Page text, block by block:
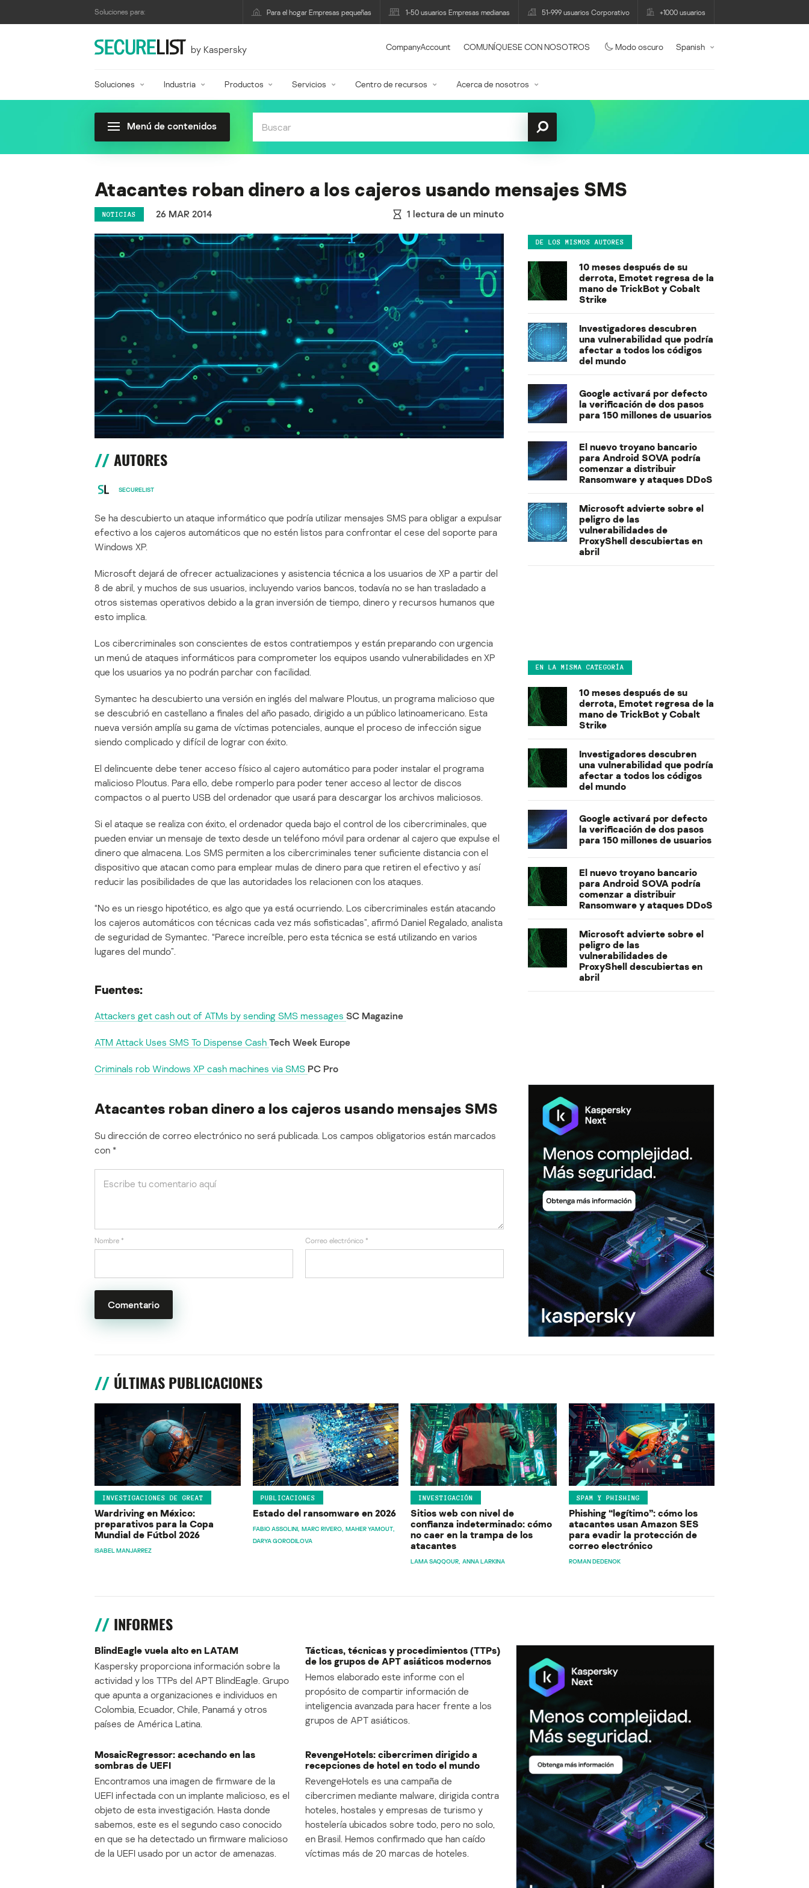
Soluciones para: Para el hogar Empresas pequeñas 1-50 usuarios Empresas medianas 51-999 usuarios Corporativo +1000 usuarios
by Kaspersky CompanyAccount COMUNÍQUESE CON NOSOTROS Modo oscuro Spanish
Soluciones Industria Productos Servicios Centro de recursos Acerca de nosotros
Menú de contenidos
Atacantes roban dinero a los cajeros usando mensajes SMS
NOTICIAS 26 MAR 2014 1 lectura de un minuto
AUTORES
SECURELIST
Se ha descubierto un ataque informático que podría utilizar mensajes SMS para obligar a expulsar
efectivo a los cajeros automáticos que no estén listos para confrontar el cese del soporte para
Windows XP.
Microsoft dejará de ofrecer actualizaciones y asistencia técnica a los usuarios de XP a partir del
8 de abril, y muchos de sus usuarios, incluyendo varios bancos, todavía no se han trasladado a
otros sistemas operativos debido a la gran inversión de tiempo, dinero y recursos humanos que
esto implica.
Los cibercriminales son conscientes de estos contratiempos y están preparando con urgencia
un menú de ataques informáticos para comprometer los equipos usando vulnerabilidades en XP
que los usuarios ya no podrán parchar con facilidad.
Symantec ha descubierto una versión en inglés del malware Ploutus, un programa malicioso que
se descubrió en castellano a finales del año pasado, dirigido a un público latinoamericano. Esta
nueva versión amplía su gama de víctimas potenciales, aunque el proceso de infección sigue
siendo complicado y difícil de lograr con éxito.
El delincuente debe tener acceso físico al cajero automático para poder instalar el programa
malicioso Ploutus. Para ello, debe romperlo para poder tener acceso al lector de discos
compactos o al puerto USB del ordenador que usará para descargar los archivos maliciosos.
Si el ataque se realiza con éxito, el ordenador queda bajo el control de los cibercriminales, que
pueden enviar un mensaje de texto desde un teléfono móvil para ordenar al cajero que expulse el
dinero que almacena. Los SMS permiten a los cibercriminales tener suficiente distancia con el
dispositivo que atacan como para emplear mulas de dinero para que retiren el efectivo y así
reducir las posibilidades de que las autoridades los relacionen con los ataques.
“No es un riesgo hipotético, es algo que ya está ocurriendo. Los cibercriminales están atacando
los cajeros automáticos con técnicas cada vez más sofisticadas”, afirmó Daniel Regalado, analista
de seguridad de Symantec. “Parece increíble, pero esta técnica se está utilizando en varios
lugares del mundo”.
Fuentes:
Attackers get cash out of ATMs by sending SMS messages SC Magazine
ATM Attack Uses SMS To Dispense Cash Tech Week Europe
Criminals rob Windows XP cash machines via SMS PC Pro
Atacantes roban dinero a los cajeros usando mensajes SMS
Su dirección de correo electrónico no será publicada. Los campos obligatorios están marcados
con *
Nombre * Correo electrónico *
DE LOS MISMOS AUTORES
10 meses después de su
derrota, Emotet regresa de la
mano de TrickBot y Cobalt
Strike
Investigadores descubren
una vulnerabilidad que podría
afectar a todos los códigos
del mundo
Google activará por defecto
la verificación de dos pasos
para 150 millones de usuarios
El nuevo troyano bancario
para Android SOVA podría
comenzar a distribuir
Ransomware y ataques DDoS
Microsoft advierte sobre el
peligro de las
vulnerabilidades de
ProxyShell descubiertas en
abril
EN LA MISMA CATEGORÍA
10 meses después de su
derrota, Emotet regresa de la
mano de TrickBot y Cobalt
Strike
Investigadores descubren
una vulnerabilidad que podría
afectar a todos los códigos
del mundo
Google activará por defecto
la verificación de dos pasos
para 150 millones de usuarios
El nuevo troyano bancario
para Android SOVA podría
comenzar a distribuir
Ransomware y ataques DDoS
Microsoft advierte sobre el
peligro de las
vulnerabilidades de
ProxyShell descubiertas en
abril
ÚLTIMAS PUBLICACIONES
INVESTIGACIONES DE GREAT
Wardriving en México:
preparativos para la Copa
Mundial de Fútbol 2026
ISABEL MANJARREZ
PUBLICACIONES
Estado del ransomware en 2026
FABIO ASSOLINI MARC RIVERO MAHER YAMOUT
DARYA GORODILOVA
INVESTIGACIÓN
Sitios web con nivel de
confianza indeterminado: cómo
no caer en la trampa de los
atacantes
LAMA SAQQOUR ANNA LARKINA
SPAM Y PHISHING
Phishing “legítimo”: cómo los
atacantes usan Amazon SES
para evadir la protección de
correo electrónico
ROMAN DEDENOK
INFORMES
BlindEagle vuela alto en LATAM
Kaspersky proporciona información sobre la
actividad y los TTPs del APT BlindEagle. Grupo
que apunta a organizaciones e individuos en
Colombia, Ecuador, Chile, Panamá y otros
países de América Latina.
Tácticas, técnicas y procedimientos (TTPs)
de los grupos de APT asiáticos modernos
Hemos elaborado este informe con el
propósito de compartir información de
inteligencia avanzada para hacer frente a los
grupos de APT asiáticos.
MosaicRegressor: acechando en las
sombras de UEFI
Encontramos una imagen de firmware de la
UEFI infectada con un implante malicioso, es el
objeto de esta investigación. Hasta donde
sabemos, este es el segundo caso conocido
en que se ha detectado un firmware malicioso
de la UEFI usado por un actor de amenazas.
RevengeHotels: cibercrimen dirigido a
recepciones de hotel en todo el mundo
RevengeHotels es una campaña de
cibercrimen mediante malware, dirigida contra
hoteles, hostales y empresas de turismo y
hostelería ubicados sobre todo, pero no solo,
en Brasil. Hemos confirmado que han caído
víctimas más de 20 marcas de hoteles.